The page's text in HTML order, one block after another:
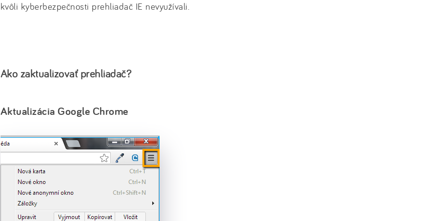
kvôli kyberbezpečnosti prehliadač IE nevyužívali.
Ako zaktualizovať prehliadač?
Aktualizácia Google Chrome